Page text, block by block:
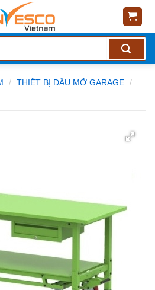
/ THIẾT BỊ DẦU MỠ GARAGE /